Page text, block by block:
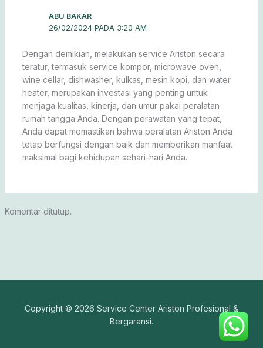
ABU BAKAR
26/02/2024 PADA 3:20 AM
Dengan demikian, melakukan service Ariston secara
teratur, termasuk service kompor, microwave oven,
wine cellar, dishwasher, kulkas, mesin kopi, dan water
heater, merupakan investasi yang penting untuk
menjaga kualitas, kinerja, dan umur pakai peralatan
rumah tangga Anda. Dengan perawatan yang tepat,
Anda dapat memastikan bahwa peralatan Ariston Anda
tetap berfungsi dengan baik dan memberikan manfaat
maksimal bagi kehidupan sehari-hari Anda.
Komentar ditutup.
Copyright © 2026 Service Center Ariston Profesional &
Bergaransi.